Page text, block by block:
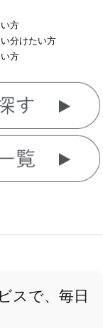
方
分けたい方
方
スで、毎日